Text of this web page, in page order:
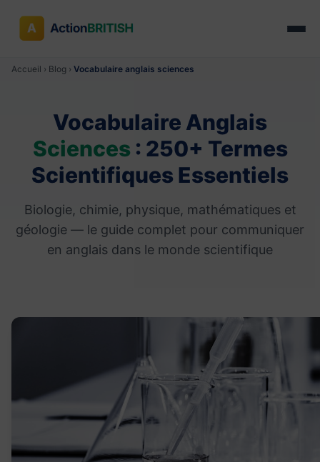
Accueil › Blog › Vocabulaire anglais sciences
Vocabulaire Anglais
Sciences : 250+ Termes
Scientifiques Essentiels
Biologie, chimie, physique, mathématiques et
géologie — le guide complet pour communiquer
en anglais dans le monde scientifique